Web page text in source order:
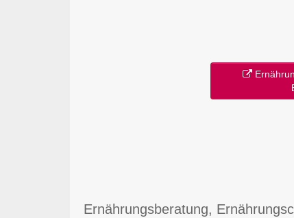
Ernährungsberatung,